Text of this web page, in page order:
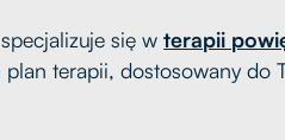
się wterapii
terapii, dostosowany do